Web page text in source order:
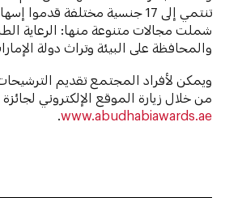
تنتمي إلى 17 جنسية مختلفة
شملت مجالات متنوعة منها: الرعاية
والمحافظة على البيئة وتراث دولة
ويمكن لأفراد المجتمع تقديم
من خلال زيارة الموقع الإلكتروني
www.abudhabiawards.ae
.